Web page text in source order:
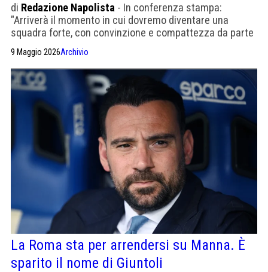
di Redazione Napolista - In conferenza stampa:
"Arriverà il momento in cui dovremo diventare una
squadra forte, con convinzione e compattezza da parte
9 Maggio 2026Archivio
La Roma sta per arrendersi su Manna. È
sparito il nome di Giuntoli